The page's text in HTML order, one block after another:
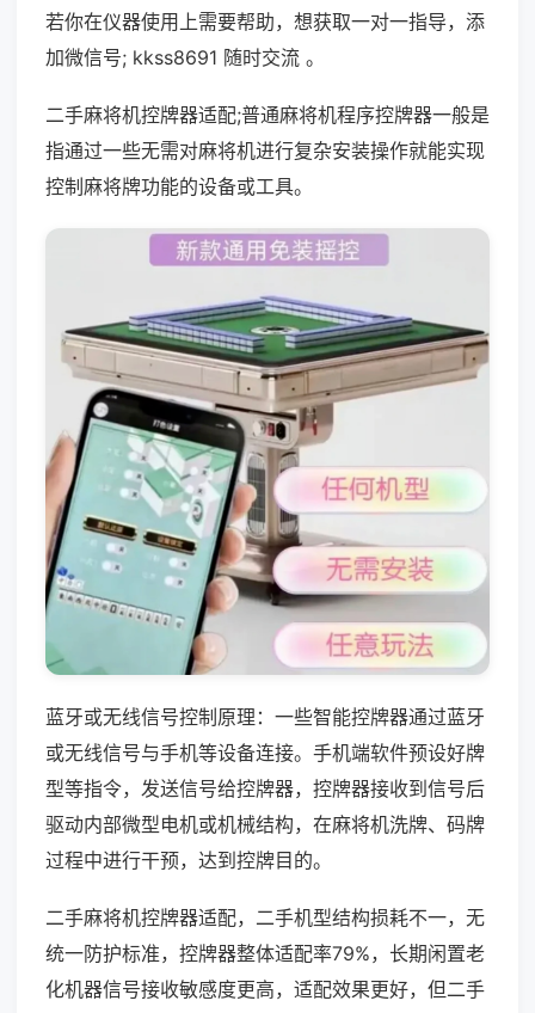
若你在仪器使用上需要帮助，想获取一对一指导，添
加微信号; kkss8691 随时交流 。
二手麻将机控牌器适配;普通麻将机程序控牌器一般是
指通过一些无需对麻将机进行复杂安装操作就能实现
控制麻将牌功能的设备或工具。
蓝牙或无线信号控制原理：一些智能控牌器通过蓝牙
或无线信号与手机等设备连接。手机端软件预设好牌
型等指令，发送信号给控牌器，控牌器接收到信号后
驱动内部微型电机或机械结构，在麻将机洗牌、码牌
过程中进行干预，达到控牌目的。
二手麻将机控牌器适配，二手机型结构损耗不一，无
统一防护标准，控牌器整体适配率79%，长期闲置老
化机器信号接收敏感度更高，适配效果更好，但二手